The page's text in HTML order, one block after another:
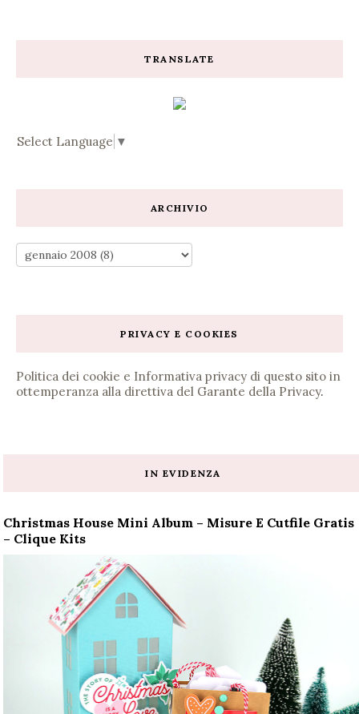
TRANSLATE
Select Language ▼
ARCHIVIO
PRIVACY E COOKIES
Politica dei cookie e Informativa privacy di questo sito in
ottemperanza alla direttiva del Garante della Privacy.
IN EVIDENZA
Christmas House Mini Album – Misure E Cutfile Gratis
– Clique Kits